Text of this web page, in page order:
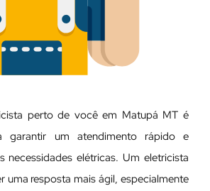
perto de você em Matupá MT é
garantir um atendimento rápido e
necessidades elétricas. Um eletricista
uma resposta mais ágil, especialmente